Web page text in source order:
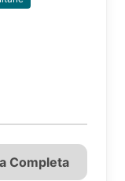
Completa